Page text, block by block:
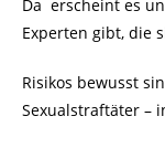
Da erscheint es
Experten gibt, die
Risikos bewusst
Sexualstraftäter –